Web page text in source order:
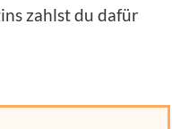
zahlst du dafür